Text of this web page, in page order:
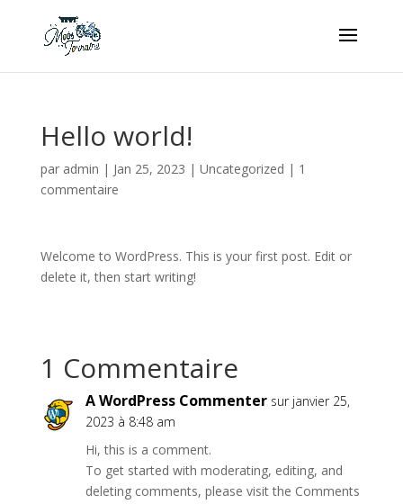
Hello world!
par admin | Jan 25, 2023 | Uncategorized | 1
commentaire
Welcome to WordPress. This is your first post. Edit or
delete it, then start writing!
1 Commentaire
A WordPress Commenter sur janvier 25,
2023 à 8:48 am
Hi, this is a comment.
To get started with moderating, editing, and
deleting comments, please visit the Comments